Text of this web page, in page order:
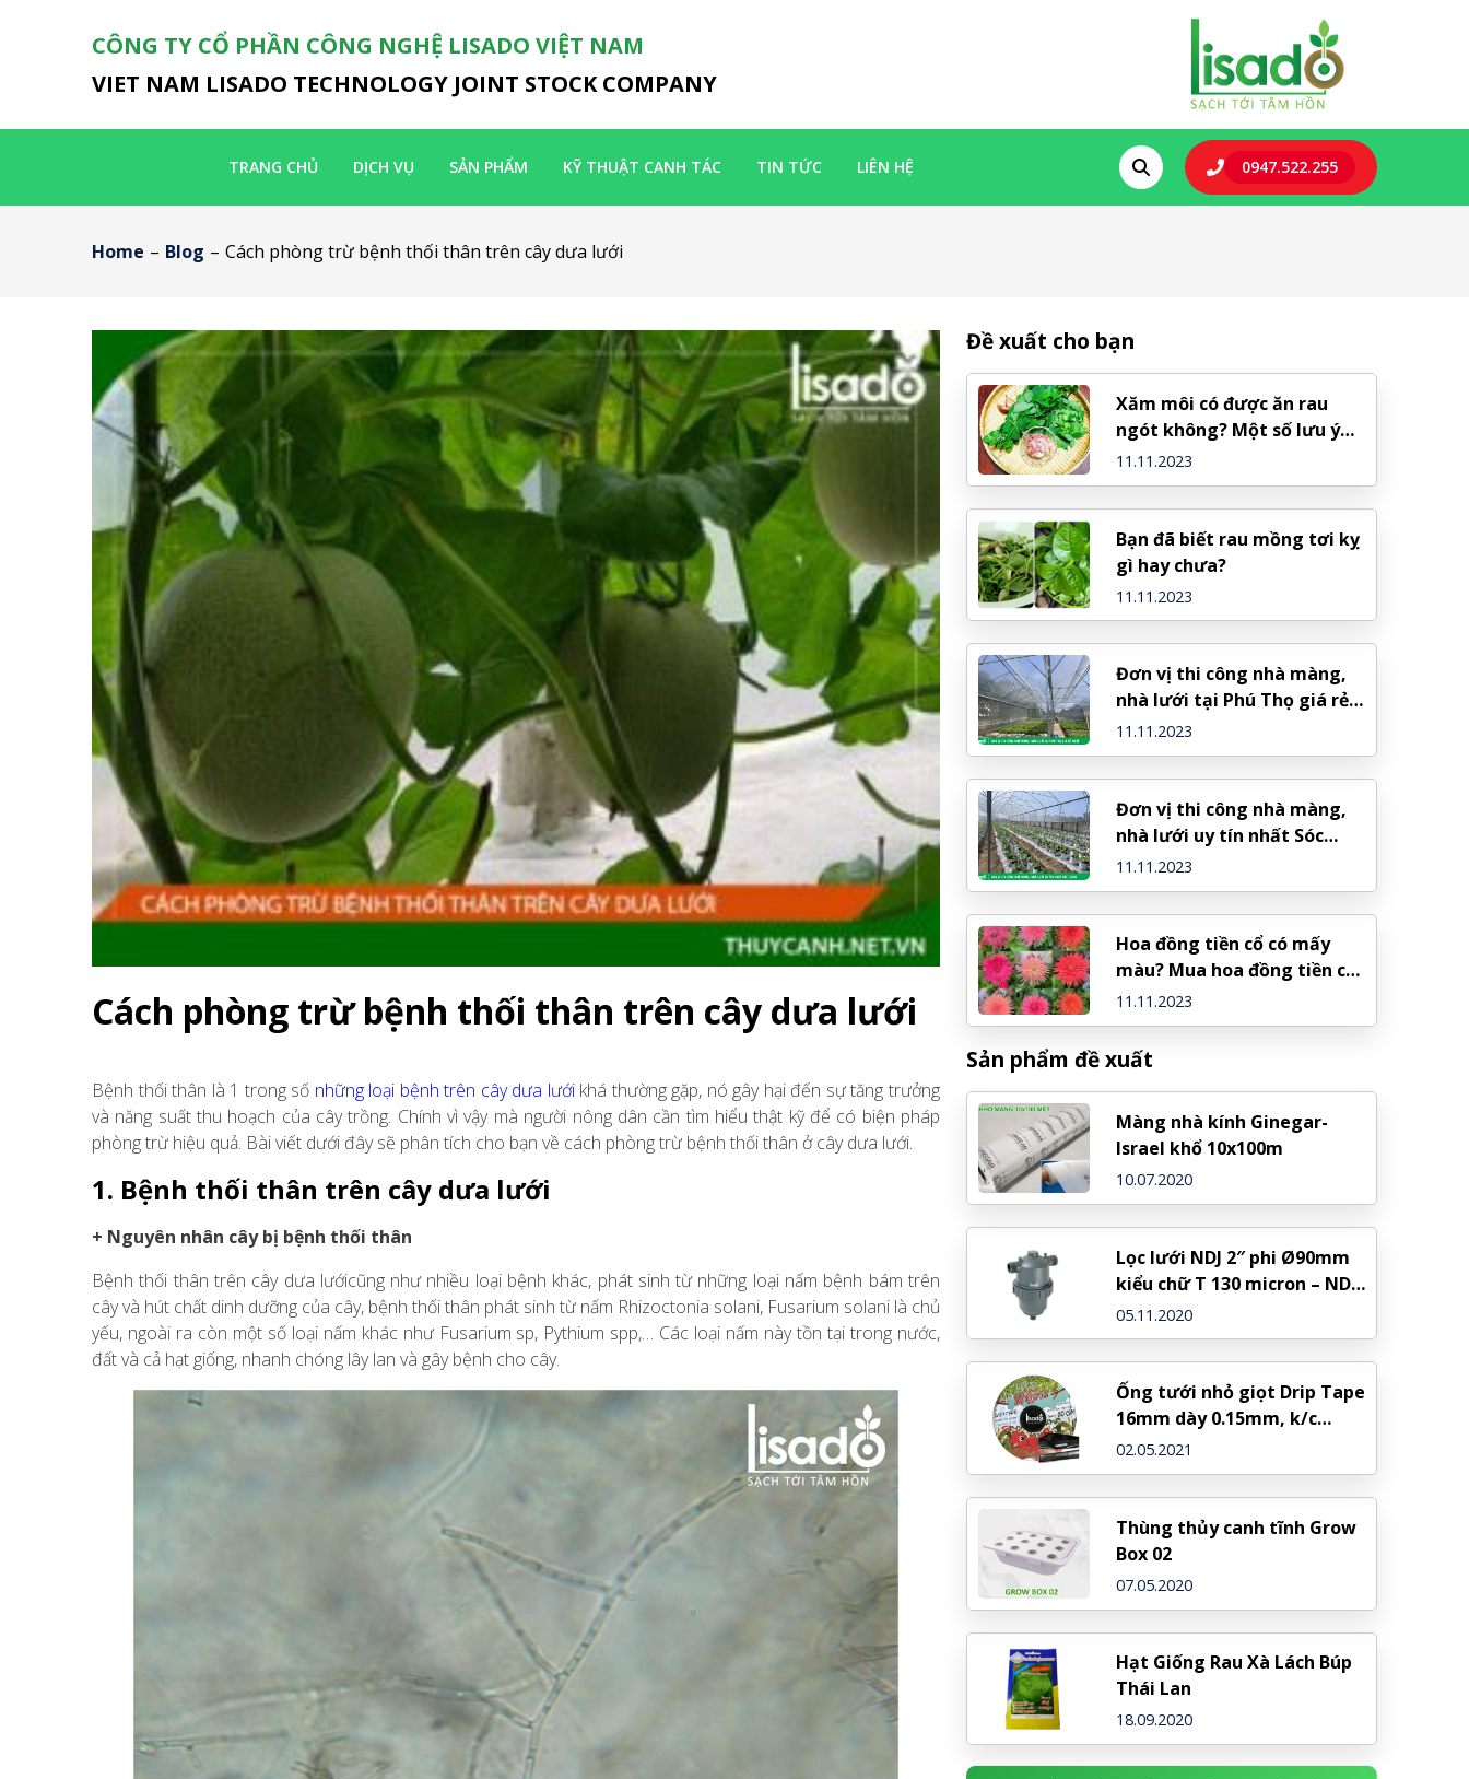
CÔNG TY CỔ PHẦN CÔNG NGHỆ LISADO VIỆT NAM
VIET NAM LISADO TECHNOLOGY JOINT STOCK COMPANY
TRANG CHỦ DỊCH VỤ SẢN PHẨM KỸ THUẬT CANH TÁC TIN TỨC LIÊN HỆ 0947.522.255
Home – Blog – Cách phòng trừ bệnh thối thân trên cây dưa lưới
Cách phòng trừ bệnh thối thân trên cây dưa lưới
Bệnh thối thân là 1 trong số những loại bệnh trên cây dưa lướikhá thường gặp, nó gây hại đến sự tăng trưởng
và năng suất thu hoạch của cây trồng. Chính vì vậy mà người nông dân cần tìm hiểu thật kỹ để có biện pháp
phòng trừ hiệu quả. Bài viết dưới đây sẽ phân tích cho bạn về cách phòng trừ bệnh thối thân ở cây dưa lưới.
1. Bệnh thối thân trên cây dưa lưới
+ Nguyên nhân cây bị bệnh thối thân
Bệnh thối thân trên cây dưa lướicũng như nhiều loại bệnh khác, phát sinh từ những loại nấm bệnh bám trên
cây và hút chất dinh dưỡng của cây, bệnh thối thân phát sinh từ nấm Rhizoctonia solani, Fusarium solani là chủ
yếu, ngoài ra còn một số loại nấm khác như Fusarium sp, Pythium spp,… Các loại nấm này tồn tại trong nước,
đất và cả hạt giống, nhanh chóng lây lan và gây bệnh cho cây.
Đề xuất cho bạn
Xăm môi có được ăn rau
ngót không? Một số lưu ý
bạn cần biết
11.11.2023
Bạn đã biết rau mồng tơi kỵ
gì hay chưa?
11.11.2023
Đơn vị thi công nhà màng,
nhà lưới tại Phú Thọ giá rẻ
nhất
11.11.2023
Đơn vị thi công nhà màng,
nhà lưới uy tín nhất Sóc
Trăng
11.11.2023
Hoa đồng tiền cổ có mấy
màu? Mua hoa đồng tiền cổ
ở đâu?
11.11.2023
Sản phẩm đề xuất
Màng nhà kính Ginegar-
Israel khổ 10x100m
10.07.2020
Lọc lưới NDJ 2″ phi Ø90mm
kiểu chữ T 130 micron – NDJ
(Israel)
05.11.2020
Ống tưới nhỏ giọt Drip Tape
16mm dày 0.15mm, k/c
20cm, cuộn 800 mét
02.05.2021
Thùng thủy canh tĩnh Grow
Box 02
07.05.2020
Hạt Giống Rau Xà Lách Búp
Thái Lan
18.09.2020